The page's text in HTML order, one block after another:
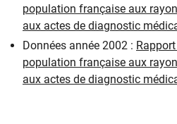
population française aux
aux actes de diagnostic
​Données année 2002 :
population française aux
aux actes de diagnostic